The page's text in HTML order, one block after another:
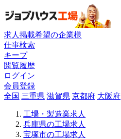
求人掲載希望の企業様
仕事検索
キープ
閲覧履歴
ログイン
会員登録
全国 三重県 滋賀県 京都府 大阪府
工場・製造業求人
兵庫県の工場求人
宝塚市の工場求人